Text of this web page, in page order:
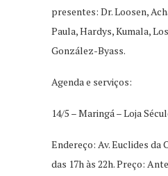
presentes: Dr. Loosen,
Paula, Hardys, Kumala,
González-Byass.
Agenda e serviços:
14/5 – Maringá – Loja
Endereço: Av. Euclides da
das 17h às 22h. Preço: